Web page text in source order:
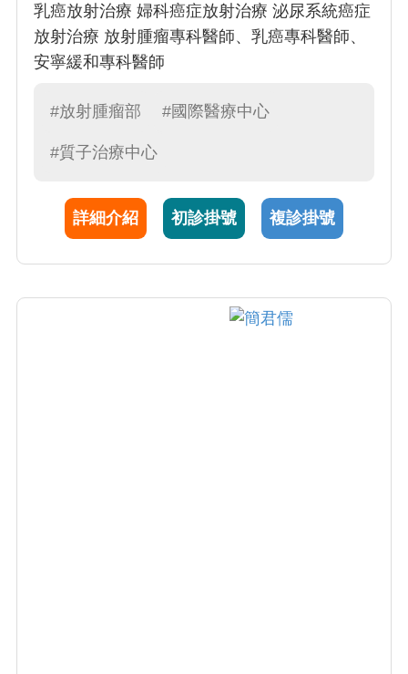
乳癌放射治療 婦科癌症放射治療 泌尿系統癌症
放射治療 放射腫瘤專科醫師、乳癌專科醫師、
安寧緩和專科醫師
#放射腫瘤部 #國際醫療中心
#質子治療中心
詳細介紹 初診掛號 複診掛號